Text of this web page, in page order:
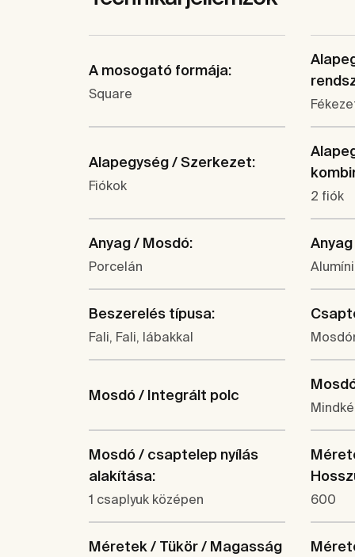
A mosogató formája:
Square
Alapegység / Szerkezet:
Fiókok
2 fiók
Anyag / Mosdó:
Porcelán
Beszerelés típusa:
Fali, Fali, lábakkal
Mosdó / Integrált polc
Mosdó / csaptelep nyílás
alakítása:
1 csaplyuk középen 600
Méretek / Tükör / Magasság